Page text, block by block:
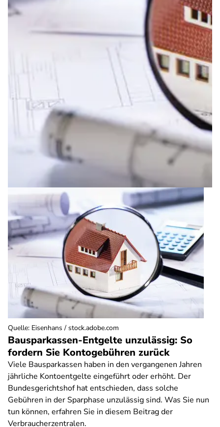
Bausparkassen-Entgelte unzulässig: So
fordern Sie Kontogebühren zurück
Viele Bausparkassen haben in den vergangenen Jahren
jährliche Kontoentgelte eingeführt oder erhöht. Der
Bundesgerichtshof hat entschieden, dass solche
Gebühren in der Sparphase unzulässig sind. Was Sie nun
tun können, erfahren Sie in diesem Beitrag der
Verbraucherzentralen.
Quelle: Eisenhans / stock.adobe.com